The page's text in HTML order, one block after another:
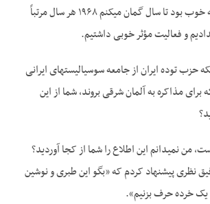
وسعت فعالیت­ جامعه خوب بود تا سال گمان می­کنم ۱۹۶۸ هر سال مرتباً
و فعالیت مؤثر خوبی داشتیم.
حزب توده ایران از جامعه سوسیالیست­های ایرانی
مذاکره به آلمان شرقی بروند، شما از این
من نمی­دانم این اطلاع را شما از کجا آوردید؟
نظری پیشنهاد کردم که «بگو این طبری و نوشین
یک خرده حرف بزنیم».